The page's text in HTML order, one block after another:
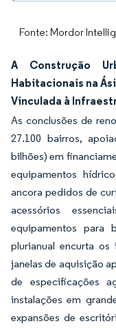
Fonte: Mordor
A Construção
Habitacionais na
Vinculada à
As conclusões de
27.100 bairros,
bilhões) em
equipamentos
ancora pedidos de
acessórios
equipamentos para
plurianual encurta os
janelas de aquisição
de especificações
instalações em
expansões de